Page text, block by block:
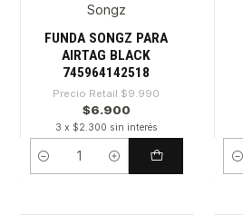
Songz
FUNDA SONGZ PARA
AIRTAG BLACK
745964142518
Precio Retail $9.990
$6.900
3 x $2.300 sin interés
Cantidad